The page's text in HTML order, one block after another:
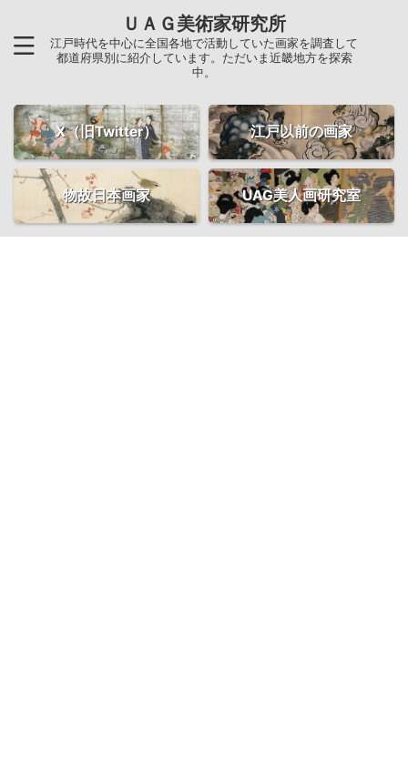
ＵＡＧ美術家研究所
江戸時代を中心に全国各地で活動していた画家を調査して
都道府県別に紹介しています。ただいま近畿地方を探索
中。
X（旧Twitter） 江戸以前の画家
物故日本画家 UAG美人画研究室